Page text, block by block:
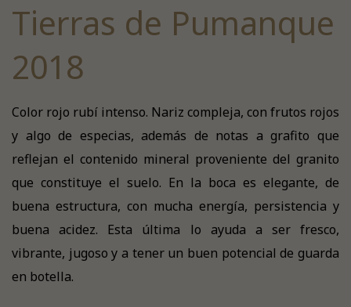
Tierras de Pumanque
2018
Color rojo rubí intenso. Nariz compleja, con frutos rojos
y algo de especias, además de notas a grafito que
reflejan el contenido mineral proveniente del granito
que constituye el suelo. En la boca es elegante, de
buena estructura, con mucha energía, persistencia y
buena acidez. Esta última lo ayuda a ser fresco,
vibrante, jugoso y a tener un buen potencial de guarda
en botella.